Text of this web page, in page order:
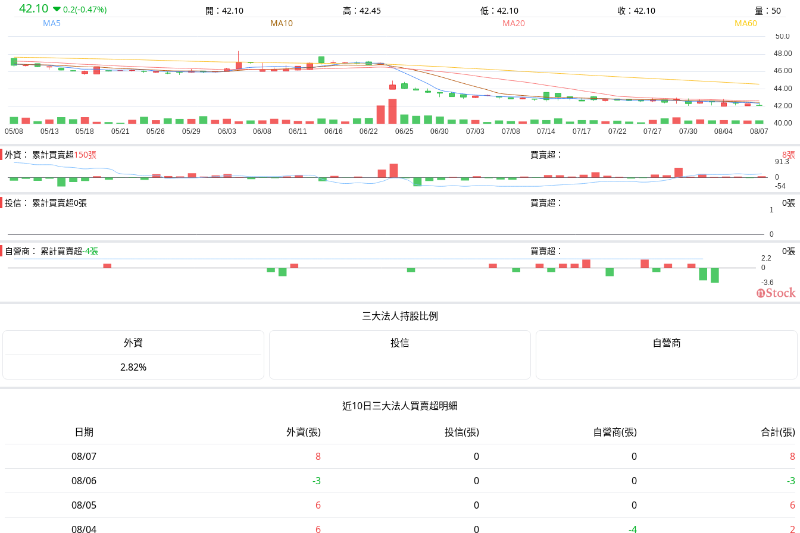
42.10 0.2(-0.47%) 開：42.10 高：42.45 低：42.10 收：42.10
量：50
MA5
MA10 MA20 MA60
外資： 累計買賣超150張 買賣超： 8張
投信： 累計買賣超0張 買賣超： 0張
自營商： 累計買賣超-4張 買賣超： 0張
三大法人持股比例
外資
2.82%
投信 自營商
近10日三大法人買賣超明細
日期
外資(張) 投信(張) 自營商(張)
合計(張)
08/07
8 0 0
8
08/06
-3 0 0
-3
08/05
6 0 0
6
08/04
6 0 -4 2